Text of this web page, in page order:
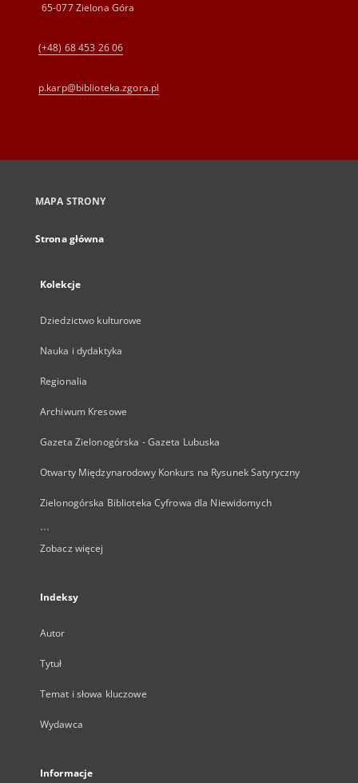
65-077 Zielona Góra
(+48) 68 453 26 06
p.karp@biblioteka.zgora.pl
MAPA STRONY
Strona główna
Kolekcje
Dziedzictwo kulturowe
Nauka i dydaktyka
Regionalia
Archiwum Kresowe
Gazeta Zielonogórska - Gazeta Lubuska
Otwarty Międzynarodowy Konkurs na Rysunek Satyryczny
Zielonogórska Biblioteka Cyfrowa dla Niewidomych
...
Zobacz więcej
Indeksy
Autor
Tytuł
Temat i słowa kluczowe
Wydawca
Informacje